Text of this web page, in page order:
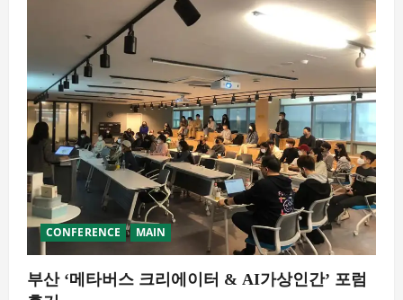
CONFERENCE MAIN
부산 ‘메타버스 크리에이터 & AI가상인간’ 포럼